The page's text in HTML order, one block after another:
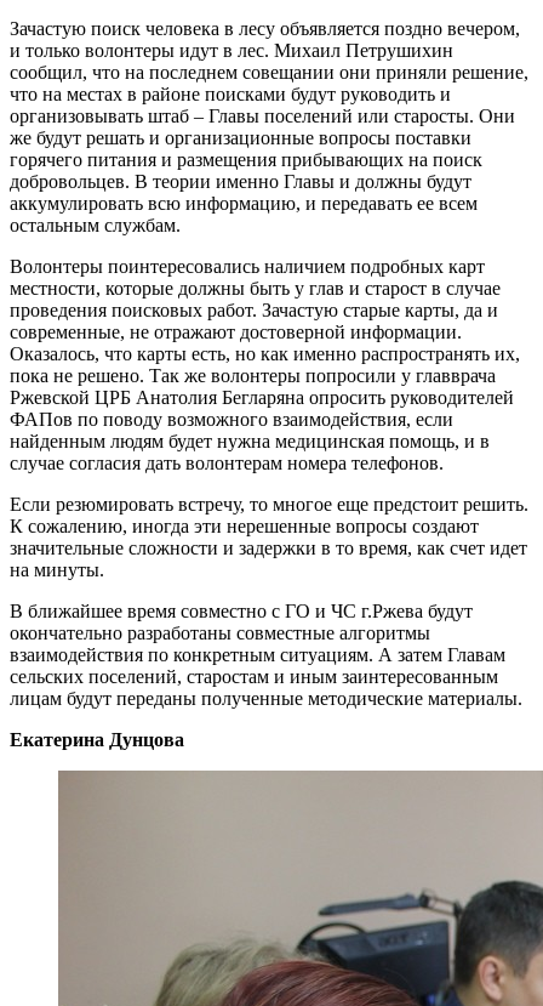
Зачастую поиск человека в лесу объявляется поздно вечером,
и только волонтеры идут в лес. Михаил Петрушихин
сообщил, что на последнем совещании они приняли решение,
что на местах в районе поисками будут руководить и
организовывать штаб – Главы поселений или старосты. Они
же будут решать и организационные вопросы поставки
горячего питания и размещения прибывающих на поиск
добровольцев. В теории именно Главы и должны будут
аккумулировать всю информацию, и передавать ее всем
остальным службам.
Волонтеры поинтересовались наличием подробных карт
местности, которые должны быть у глав и старост в случае
проведения поисковых работ. Зачастую старые карты, да и
современные, не отражают достоверной информации.
Оказалось, что карты есть, но как именно распространять их,
пока не решено. Так же волонтеры попросили у главврача
Ржевской ЦРБ Анатолия Бегларяна опросить руководителей
ФАПов по поводу возможного взаимодействия, если
найденным людям будет нужна медицинская помощь, и в
случае согласия дать волонтерам номера телефонов.
Если резюмировать встречу, то многое еще предстоит решить.
К сожалению, иногда эти нерешенные вопросы создают
значительные сложности и задержки в то время, как счет идет
на минуты.
В ближайшее время совместно с ГО и ЧС г.Ржева будут
окончательно разработаны совместные алгоритмы
взаимодействия по конкретным ситуациям. А затем Главам
сельских поселений, старостам и иным заинтересованным
лицам будут переданы полученные методические материалы.
Екатерина Дунцова